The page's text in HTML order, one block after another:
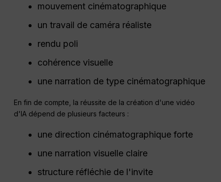
mouvement cinématographique
un travail de caméra réaliste
rendu poli
cohérence visuelle
une narration de type cinématographique
En fin de compte, la réussite de la création d'une vidéo
d'IA dépend de plusieurs facteurs :
une direction cinématographique forte
une narration visuelle claire
structure réfléchie de l'invite